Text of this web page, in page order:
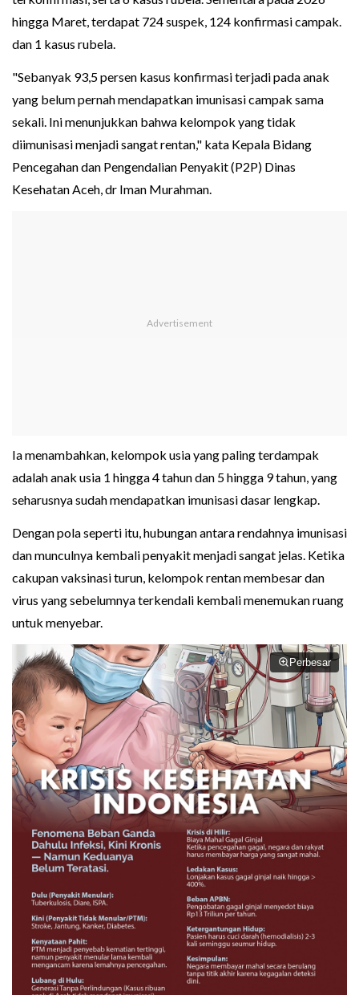
hingga Maret, terdapat 724 suspek, 124 konfirmasi campak.
dan 1 kasus rubela.
"Sebanyak 93,5 persen kasus konfirmasi terjadi pada anak
yang belum pernah mendapatkan imunisasi campak sama
sekali. Ini menunjukkan bahwa kelompok yang tidak
diimunisasi menjadi sangat rentan," kata Kepala Bidang
Pencegahan dan Pengendalian Penyakit (P2P) Dinas
Kesehatan Aceh, dr Iman Murahman.
Ia menambahkan, kelompok usia yang paling terdampak
adalah anak usia 1 hingga 4 tahun dan 5 hingga 9 tahun, yang
seharusnya sudah mendapatkan imunisasi dasar lengkap.
Dengan pola seperti itu, hubungan antara rendahnya imunisasi
dan munculnya kembali penyakit menjadi sangat jelas. Ketika
cakupan vaksinasi turun, kelompok rentan membesar dan
virus yang sebelumnya terkendali kembali menemukan ruang
untuk menyebar.
Perbesar